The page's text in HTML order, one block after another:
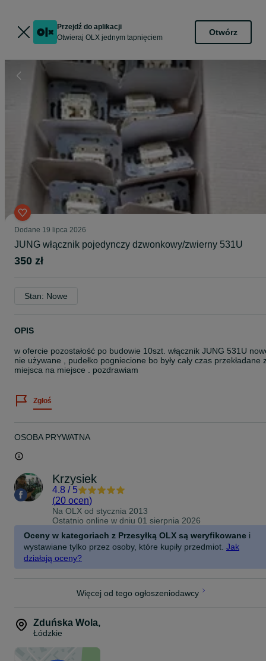
Przejdź do aplikacji
Otwieraj OLX jednym tapnięciem
Otwórz
Dodane 19 lipca 2026
JUNG włącznik pojedynczy dzwonkowy/zwierny 531U
350 zł
Stan: Nowe
OPIS
w ofercie pozostałość po budowie 10szt. włącznik JUNG 531U
nie używane , pudełko pogniecione bo były cały czas przekładane
miejsca na miejsce . pozdrawiam
Zgłoś
OSOBA PRYWATNA
Krzysiek
4.8 / 5
(20 ocen)
Na OLX od stycznia 2013
Ostatnio online w dniu 01 sierpnia 2026
Oceny w kategoriach z Przesyłką OLX są weryfikowane i
wystawiane tylko przez osoby, które kupiły przedmiot. Jak
działają oceny?
Więcej od tego ogłoszeniodawcy
Zduńska Wola,
Łódzkie